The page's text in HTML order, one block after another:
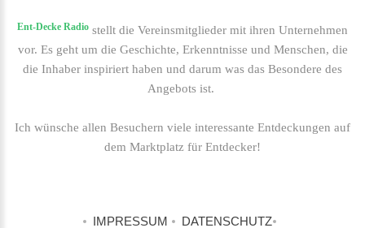
Ent-Decke Radio stellt die Vereinsmitglieder mit ihren Unternehmen
vor. Es geht um die Geschichte, Erkenntnisse und Menschen, die
die Inhaber inspiriert haben und darum was das Besondere des
Angebots ist.
Ich wünsche allen Besuchern viele interessante Entdeckungen auf
dem Marktplatz für Entdecker!
IMPRESSUM DATENSCHUTZ